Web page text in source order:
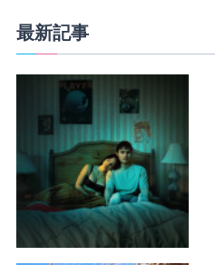
最新記事